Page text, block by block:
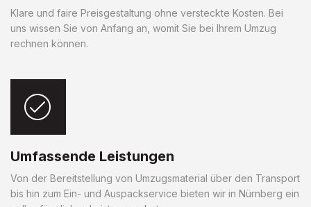
Klare und faire Preisgestaltung ohne versteckte Kosten. Bei
uns wissen Sie von Anfang an, womit Sie bei Ihrem Umzug
rechnen können.
Umfassende Leistungen
Von der Bereitstellung von Umzugsmaterial über den Transport
bis hin zum Ein- und Auspackservice bieten wir in Nürnberg ein